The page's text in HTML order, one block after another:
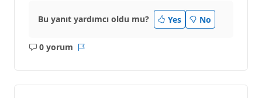
Bu yanıt yardımcı oldu mu? Yes No
0 yorum
AçıklamaRapor